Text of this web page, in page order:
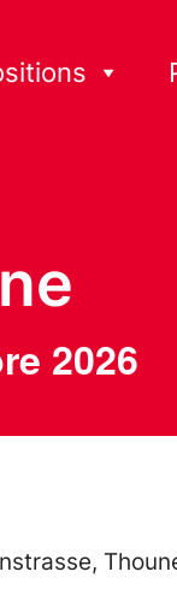
2026